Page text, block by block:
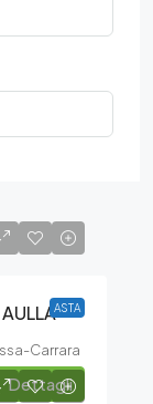
ASTA
Carrara
Dettagli